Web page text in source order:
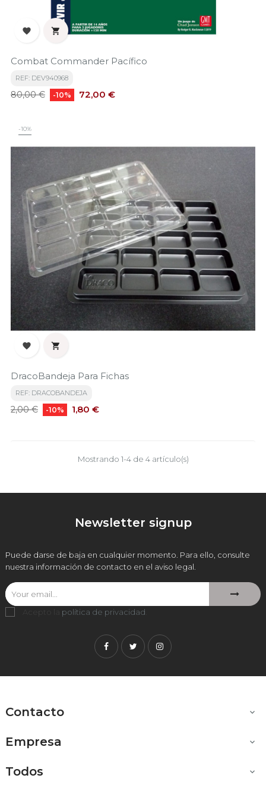
 
Combat Commander Pacífico
REF: DEV940968
Precio
80,00 € -10% Precio
72,00 €
-10%
 
DracoBandeja Para Fichas
REF: DRACOBANDEJA
Precio
2,00 € -10% Precio
1,80 €
Mostrando 1-4 de 4 artículo(s)
Newsletter signup
Puede darse de baja en cualquier momento. Para ello, consulte
nuestra información de contacto en el aviso legal.
Acepto la política de privacidad
FacebookTwitterInstagram
Contacto 
Empresa 
Todos 